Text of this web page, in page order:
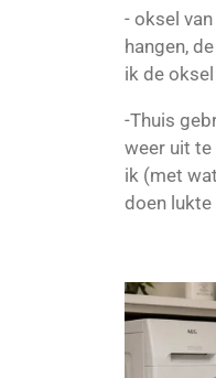
- oksel
hangen,
ik de
-Thuis
weer uit te
ik (met
doen lukte